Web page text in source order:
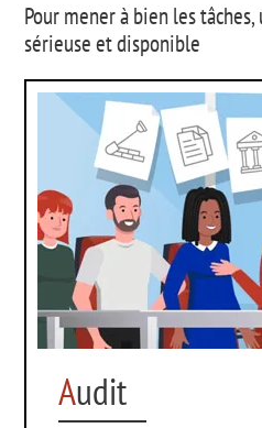
Pour mener à bien les
sérieuse et disponible
Audit